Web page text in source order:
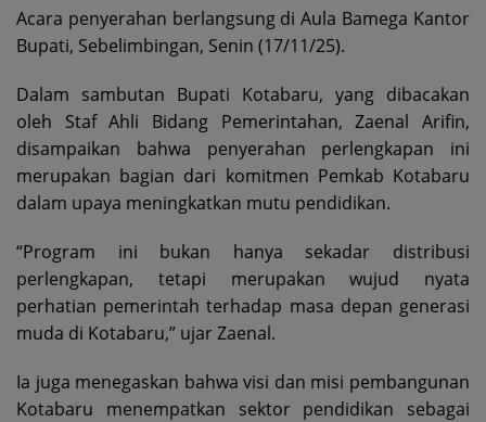
Acara penyerahan berlangsung di Aula Bamega Kantor
Bupati, Sebelimbingan, Senin (17/11/25).
Dalam sambutan Bupati Kotabaru, yang dibacakan
oleh Staf Ahli Bidang Pemerintahan, Zaenal Arifin,
disampaikan bahwa penyerahan perlengkapan ini
merupakan bagian dari komitmen Pemkab Kotabaru
dalam upaya meningkatkan mutu pendidikan.
“Program ini bukan hanya sekadar distribusi
perlengkapan, tetapi merupakan wujud nyata
perhatian pemerintah terhadap masa depan generasi
muda di Kotabaru,” ujar Zaenal.
Ia juga menegaskan bahwa visi dan misi pembangunan
Kotabaru menempatkan sektor pendidikan sebagai